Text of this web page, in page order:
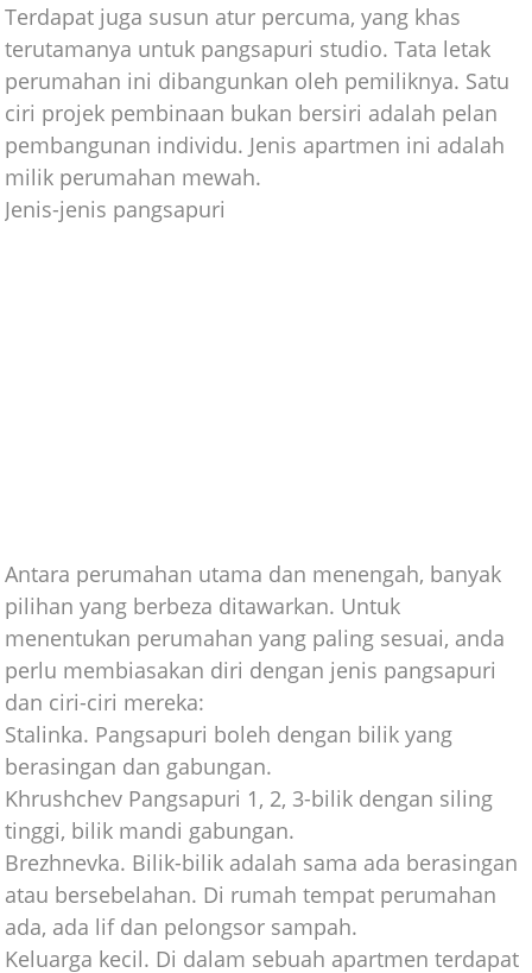
Terdapat juga susun atur percuma, yang khas
terutamanya untuk pangsapuri studio. Tata letak
perumahan ini dibangunkan oleh pemiliknya. Satu
ciri projek pembinaan bukan bersiri adalah pelan
pembangunan individu. Jenis apartmen ini adalah
milik perumahan mewah.
Jenis-jenis pangsapuri
Antara perumahan utama dan menengah, banyak
pilihan yang berbeza ditawarkan. Untuk
menentukan perumahan yang paling sesuai, anda
perlu membiasakan diri dengan jenis pangsapuri
dan ciri-ciri mereka:
Stalinka. Pangsapuri boleh dengan bilik yang
berasingan dan gabungan.
Khrushchev Pangsapuri 1, 2, 3-bilik dengan siling
tinggi, bilik mandi gabungan.
Brezhnevka. Bilik-bilik adalah sama ada berasingan
atau bersebelahan. Di rumah tempat perumahan
ada, ada lif dan pelongsor sampah.
Keluarga kecil. Di dalam sebuah apartmen terdapat